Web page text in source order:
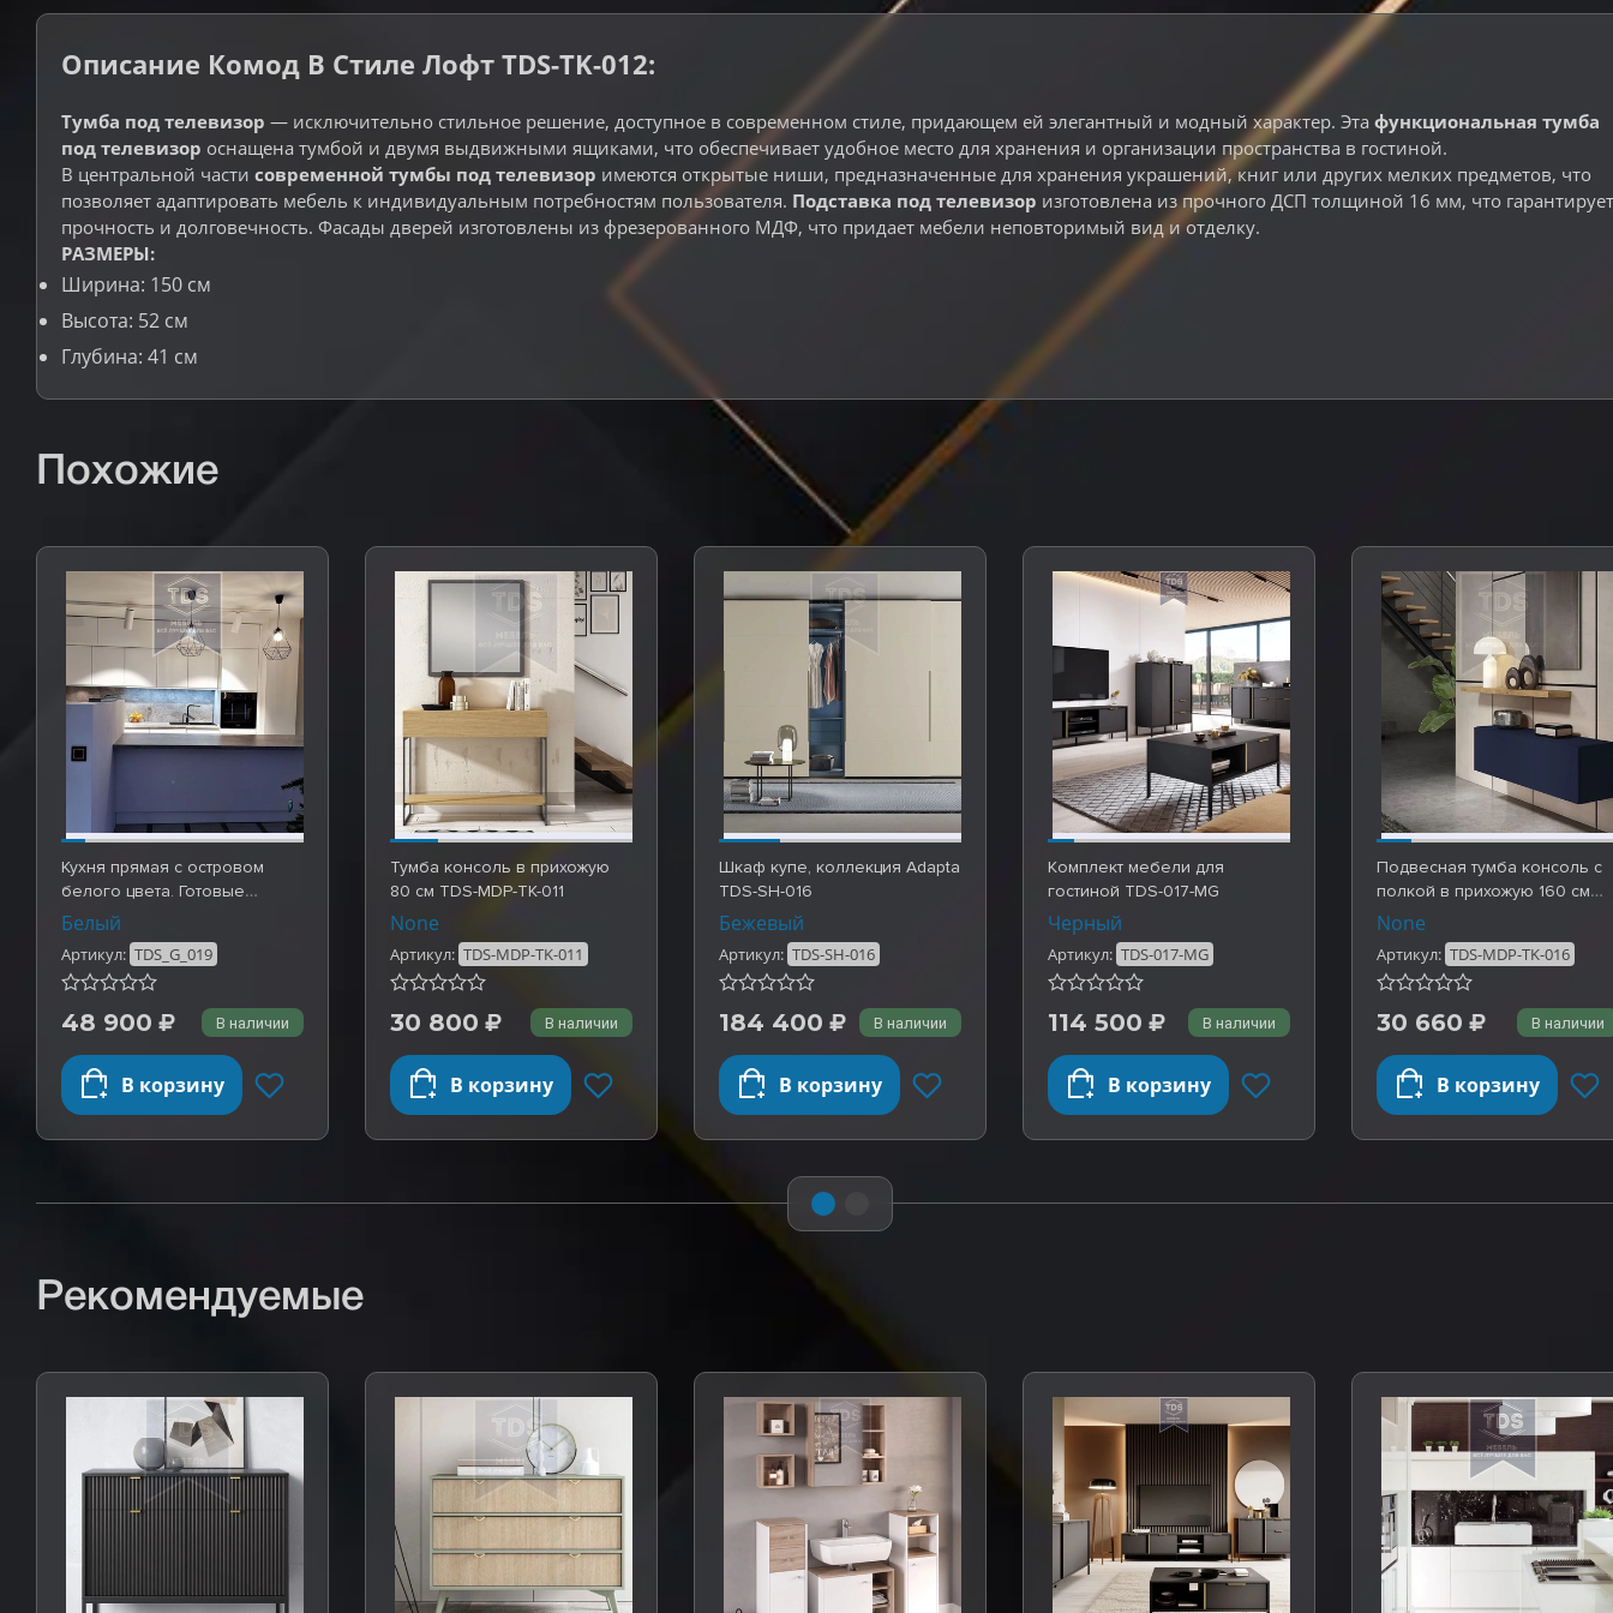
Описание Комод В Стиле Лофт TDS-TK-012:
Тумба под телевизор — исключительно стильное решение, доступное в современном стиле, придающем ей элегантный и модный характер. Эта функциональная тумба
под телевизор оснащена тумбой и двумя выдвижными ящиками, что обеспечивает удобное место для хранения и организации пространства в гостиной.
В центральной части современной тумбы под телевизор имеются открытые ниши, предназначенные для хранения украшений, книг или других мелких предметов, что
позволяет адаптировать мебель к индивидуальным потребностям пользователя. Подставка под телевизор изготовлена ​​из прочного ДСП толщиной 16 мм, что гарантирует
прочность и долговечность. Фасады дверей изготовлены из фрезерованного МДФ, что придает мебели неповторимый вид и отделку.
РАЗМЕРЫ:
Ширина: 150 см
Высота: 52 см
Глубина: 41 см
Похожие
Кухня прямая с островом
белого цвета. Готовые
работы TDS_G_019
Белый
Артикул: TDS_G_019
48 900 В наличии
В корзину
Тумба консоль в прихожую
80 см TDS-MDP-TK-011
None
Артикул: TDS-MDP-TK-011
30 800 В наличии
В корзину
Шкаф купе, коллекция Adapta
TDS-SH-016
Бежевый
Артикул: TDS-SH-016
184 400 В наличии
В корзину
Комплект мебели для
гостиной TDS-017-MG
Черный
Артикул: TDS-017-MG
114 500 В наличии
В корзину
Подвесная тумба консоль с
полкой в прихожую 160 см
TDS-MDP-TK-016
None
Артикул: TDS-MDP-TK-016
30 660 В наличии
В корзину
Рекомендуемые